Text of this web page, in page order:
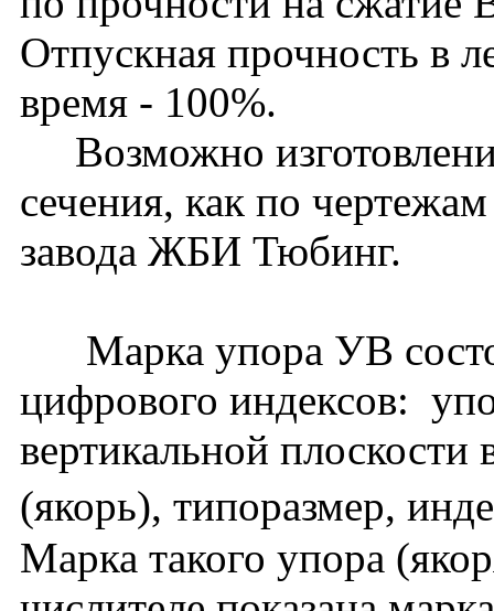
Отпускная прочность в
время - 100%.
Возможно
сечения, как по
завода ЖБИ Тюбинг.
Марка упора УВ
цифрового индексов:
вертикальной
(якорь), типоразмер,
Марка такого упора